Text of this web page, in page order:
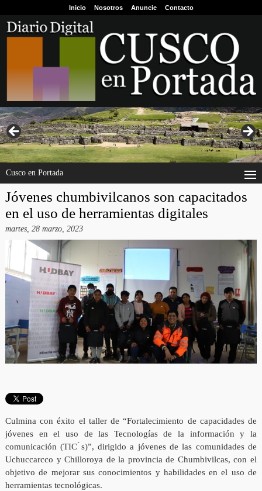
Inicio Nosotros Anuncie Contacto
Cusco en Portada
Jóvenes chumbivilcanos son capacitados
en el uso de herramientas digitales
martes, 28 marzo, 2023
Culmina con éxito el taller de “Fortalecimiento de capacidades de
jóvenes en el uso de las Tecnologías de la información y la
comunicación (TIC ́s)”, dirigido a jóvenes de las comunidades de
Uchuccarcco y Chilloroya de la provincia de Chumbivilcas, con el
objetivo de mejorar sus conocimientos y habilidades en el uso de
herramientas tecnológicas.